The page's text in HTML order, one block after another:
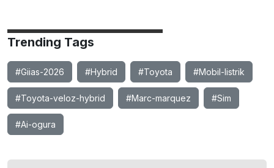
Trending Tags
#Giias-2026 #Hybrid #Toyota #Mobil-listrik
#Toyota-veloz-hybrid #Marc-marquez #Sim
#Ai-ogura